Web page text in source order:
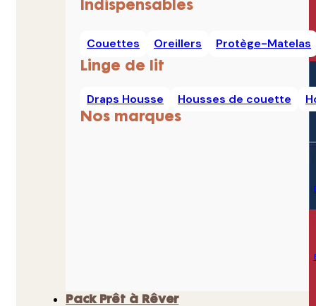
Indispensables
Couettes Oreillers Protège-Matelas
Linge de lit
Draps Housse Housses de couette
Nos marques
Pack Prêt à Rêver